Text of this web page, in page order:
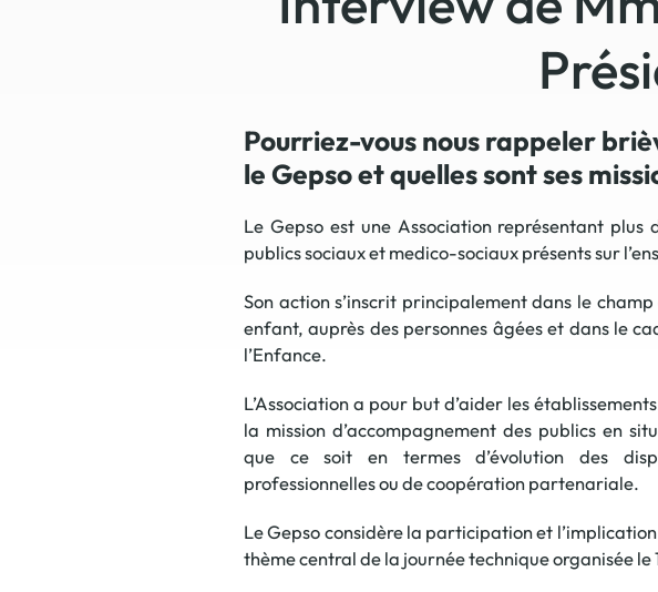
Pourriez-vous nous rappeler
le Gepso et quelles sont ses
Le Gepso est une Association représentant plus
publics sociaux et medico-sociaux présents sur
Son action s’inscrit principalement dans le
enfant, auprès des personnes âgées et dans le
l’Enfance.
L’Association a pour but d’aider les
la mission d’accompagnement des publics en
que ce soit en termes d’évolution des
professionnelles ou de coopération partenariale.
Le Gepso considère la participation et
thème central de la journée technique organisée le